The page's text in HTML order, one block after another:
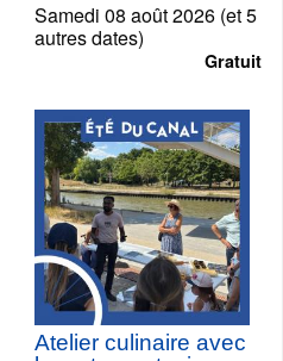
Samedi 08 août 2026 (et 5
autres dates)
Gratuit
Atelier culinaire avec